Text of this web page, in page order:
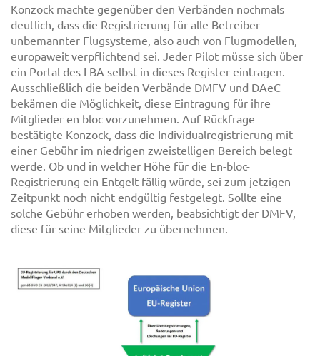
Konzock machte gegenüber den Verbänden nochmals
deutlich, dass die Registrierung für alle Betreiber
unbemannter Flugsysteme, also auch von Flugmodellen,
europaweit verpflichtend sei. Jeder Pilot müsse sich über
ein Portal des LBA selbst in dieses Register eintragen.
Ausschließlich die beiden Verbände DMFV und DAeC
bekämen die Möglichkeit, diese Eintragung für ihre
Mitglieder en bloc vorzunehmen. Auf Rückfrage
bestätigte Konzock, dass die Individualregistrierung mit
einer Gebühr im niedrigen zweistelligen Bereich belegt
werde. Ob und in welcher Höhe für die En-bloc-
Registrierung ein Entgelt fällig würde, sei zum jetzigen
Zeitpunkt noch nicht endgültig festgelegt. Sollte eine
solche Gebühr erhoben werden, beabsichtigt der DMFV,
diese für seine Mitglieder zu übernehmen.